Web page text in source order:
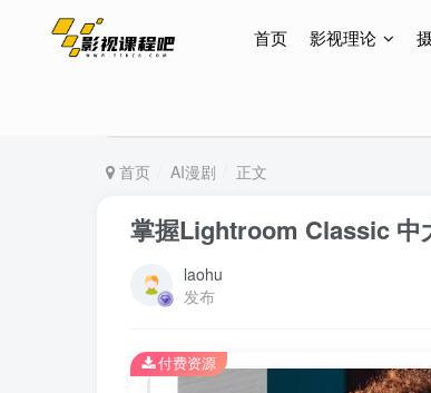
首页 影视理论
特惠终身会员299元，网站所有内容都可
首页 AI漫剧 正文
掌握Lightroom Classic 中
laohu
发布
付费资源